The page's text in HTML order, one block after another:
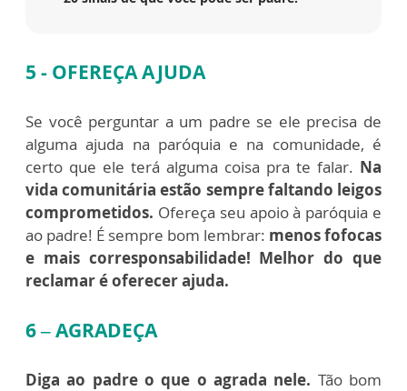
5 - OFEREÇA AJUDA
Se você perguntar a um padre se ele precisa de
alguma ajuda na paróquia e na comunidade, é
certo que ele terá alguma coisa pra te falar. Na
vida comunitária estão sempre faltando leigos
comprometidos. Ofereça seu apoio à paróquia e
ao padre! É sempre bom lembrar: menos fofocas
e mais corresponsabilidade! Melhor do que
reclamar é oferecer ajuda.
6 – AGRADEÇA
Diga ao padre o que o agrada nele. Tão bom